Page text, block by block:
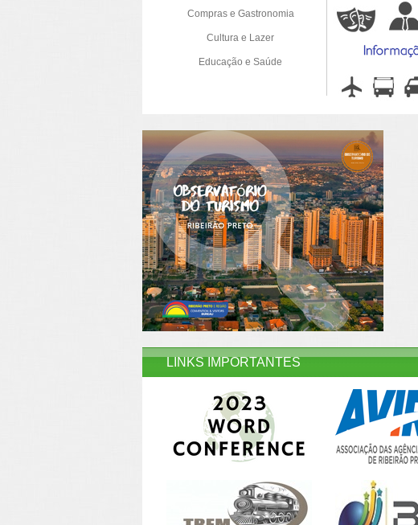
Compras e Gastronomia
Cultura e Lazer
Educação e Saúde
LINKS IMPORTANTES